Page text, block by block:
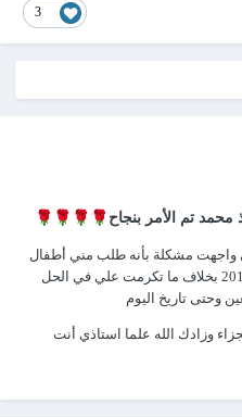
3
محمد تم الأمر بنجاح🌹
🌹
🌹
🌹
مشكلة بأنه طلب مني أطفال
ما بين تاريخين مثلا أطفال 2015 وحتى 2019 بخلاف ما تكرمت علي في الحل
وحتى تاريخ اليوم
وزادك الله علما استاذي أنت